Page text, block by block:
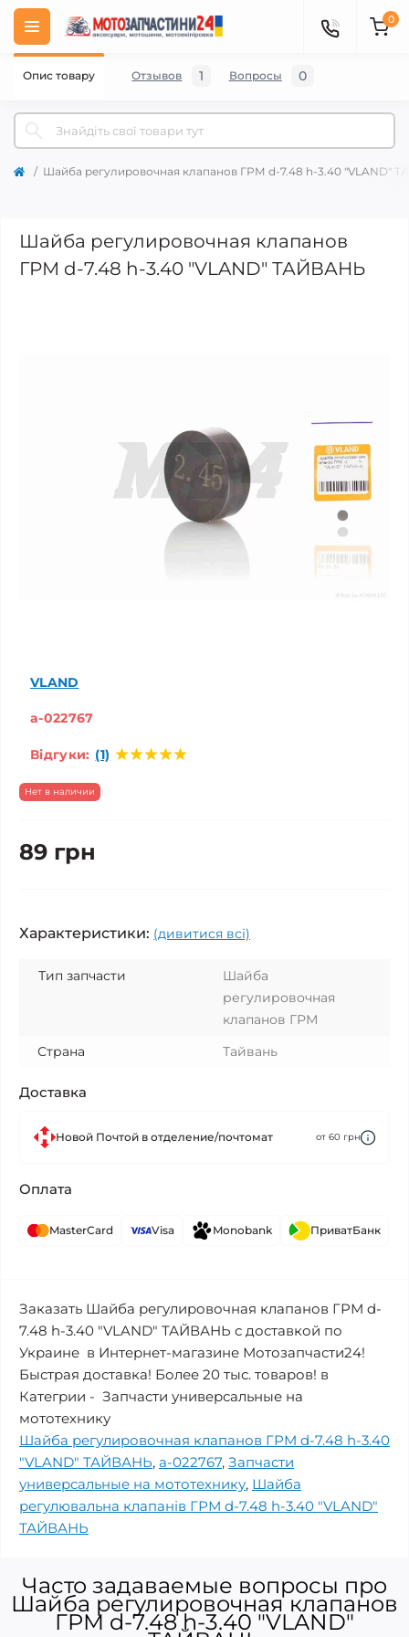
0
Шайба регулировочная клапанов ГРМ d-7.48 h-3.40 "VLAND"
Шайба регулировочная клапанов
ГРМ d-7.48 h-3.40 "VLAND" ТАЙВАНЬ
VLAND
a-022767
Відгуки: (1)
Нет в наличии
89 грн
Характеристики: (дивитися всі)
Тип запчасти
Шайба
регулировочная
клапанов ГРМ
Страна
Тайвань
Доставка
Новой Почтой в отделение/почтомат от 60 грн
Оплата
MasterCard Visa Monobank ПриватБанк
Опис товару Отзывов 1 Вопросы 0
Заказать Шайба регулировочная клапанов ГРМ d-
7.48 h-3.40 "VLAND" ТАЙВАНЬ с доставкой по
Украине в Интернет-магазине Мотозапчасти24!
Быстрая доставка! Более 20 тыс. товаров! в
Категрии - Запчасти универсальные на
мототехнику
Шайба регулировочная клапанов ГРМ d-7.48 h-3.40
"VLAND" ТАЙВАНЬ, a-022767, Запчасти
универсальные на мототехнику, Шайба
регулювальна клапанів ГРМ d-7.48 h-3.40 "VLAND"
ТАЙВАНЬ
Часто задаваемые вопросы про
Шайба регулировочная клапанов
ГРМ d-7.48 h-3.40 "VLAND"